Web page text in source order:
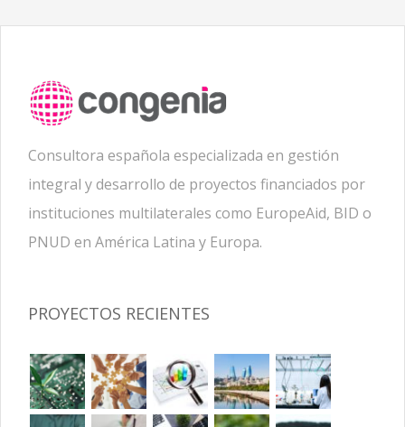
Consultora española especializada en gestión
integral y desarrollo de proyectos financiados por
instituciones multilaterales como EuropeAid, BID o
PNUD en América Latina y Europa.
PROYECTOS RECIENTES